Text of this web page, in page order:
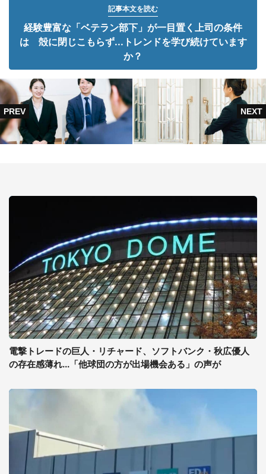
記事本文を読む
経験豊富な「ベテラン部下」が一目置く上司の条件
は 殻に閉じこもらず...トレンドを学び続けています
か？
電撃トレードの巨人・リチャード、ソフトバンク・秋広優人
の存在感薄れ...「他球団の方が出場機会ある」の声が